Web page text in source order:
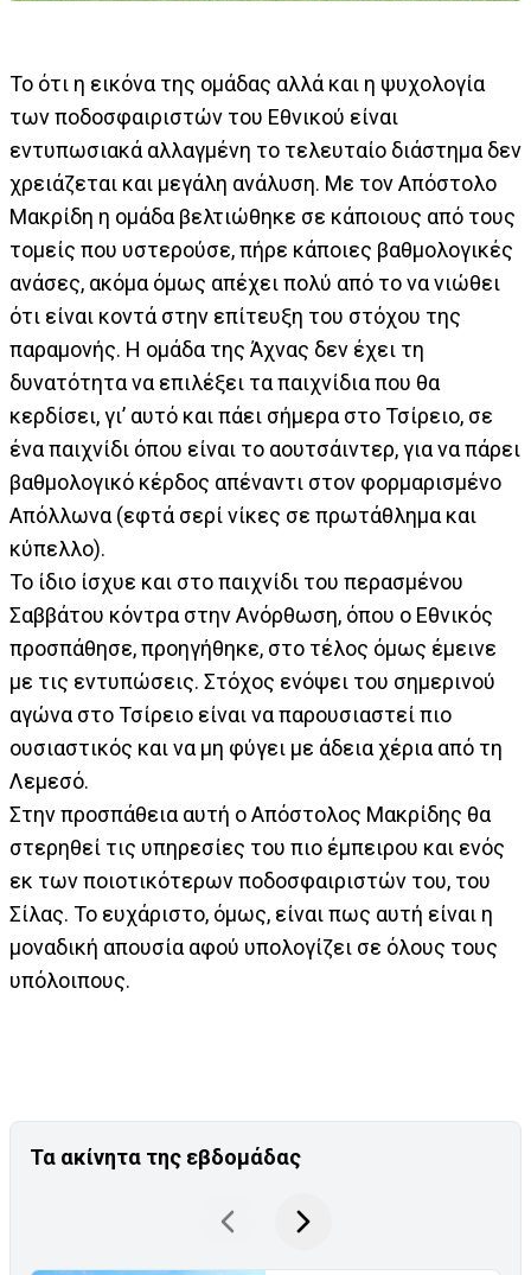
Το ότι η εικόνα της ομάδας αλλά και η ψυχολογία
των ποδοσφαιριστών του Εθνικού είναι
εντυπωσιακά αλλαγμένη το τελευταίο διάστημα δεν
χρειάζεται και μεγάλη ανάλυση. Με τον Απόστολο
Μακρίδη η ομάδα βελτιώθηκε σε κάποιους από τους
τομείς που υστερούσε, πήρε κάποιες βαθμολογικές
ανάσες, ακόμα όμως απέχει πολύ από το να νιώθει
ότι είναι κοντά στην επίτευξη του στόχου της
παραμονής. Η ομάδα της Άχνας δεν έχει τη
δυνατότητα να επιλέξει τα παιχνίδια που θα
κερδίσει, γι’ αυτό και πάει σήμερα στο Τσίρειο, σε
ένα παιχνίδι όπου είναι το αουτσάιντερ, για να πάρει
βαθμολογικό κέρδος απέναντι στον φορμαρισμένο
Απόλλωνα (εφτά σερί νίκες σε πρωτάθλημα και
κύπελλο).
Το ίδιο ίσχυε και στο παιχνίδι του περασμένου
Σαββάτου κόντρα στην Ανόρθωση, όπου ο Εθνικός
προσπάθησε, προηγήθηκε, στο τέλος όμως έμεινε
με τις εντυπώσεις. Στόχος ενόψει του σημερινού
αγώνα στο Τσίρειο είναι να παρουσιαστεί πιο
ουσιαστικός και να μη φύγει με άδεια χέρια από τη
Λεμεσό.
Στην προσπάθεια αυτή ο Απόστολος Μακρίδης θα
στερηθεί τις υπηρεσίες του πιο έμπειρου και ενός
εκ των ποιοτικότερων ποδοσφαιριστών του, του
Σίλας. Το ευχάριστο, όμως, είναι πως αυτή είναι η
μοναδική απουσία αφού υπολογίζει σε όλους τους
υπόλοιπους.
Τα ακίνητα της εβδομάδας